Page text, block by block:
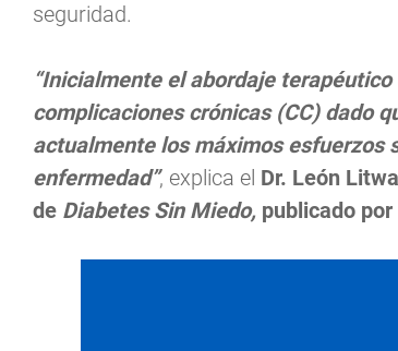
seguridad.
“Inicialmente el abordaje
complicaciones crónicas (CC) dado
actualmente los máximos esfuerzos
enfermedad”, explica el Dr. León
de Diabetes Sin Miedo, publicado